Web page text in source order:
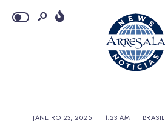
JANEIRO 23, 2025 • 1:23 AM • BRASIL